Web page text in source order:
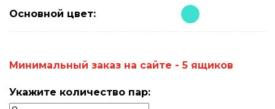
Основной цвет:
Минимальный заказ на сайте - 5 ящиков
Укажите количество пар: